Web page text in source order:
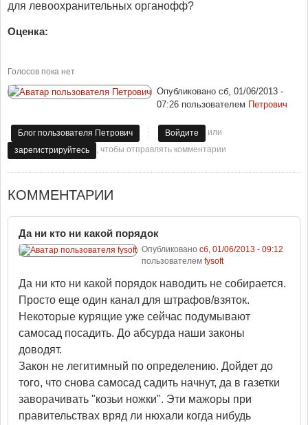
для левоохранительных органофф?
Оценка:
Голосов пока нет
Опубликовано сб, 01/06/2013 -
07:26пользователем Петрович
Блог пользователя Петрович Войдите
или
зарегистрируйтесь
, чтобы отправлять комментарии
КОММЕНТАРИИ
Да ни кто ни какой порядок
Опубликовано сб, 01/06/2013 - 09:12
пользователем fysoft
Да ни кто ни какой порядок наводить не собирается.
Просто еще один канал для штрафов/взяток.
Некоторые курящие уже сейчас подумывают
самосад посадить. До абсурда наши законы
доводят.
Закон не легитимный по определению. Дойдет до
того, что снова самосад садить начнут, да в газетки
заворачивать "козьи ножки". Эти мажоры при
правительствах вряд ли нюхали когда нибудь